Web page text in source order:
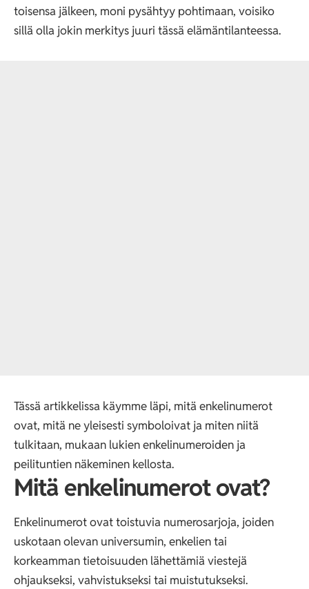
toisensa jälkeen, moni pysähtyy pohtimaan, voisiko
sillä olla jokin merkitys juuri tässä elämäntilanteessa.
Tässä artikkelissa käymme läpi, mitä enkelinumerot
ovat, mitä ne yleisesti symboloivat ja miten niitä
tulkitaan, mukaan lukien enkelinumeroiden ja
peilituntien näkeminen kellosta.
Mitä enkelinumerot ovat?
Enkelinumerot ovat toistuvia numerosarjoja, joiden
uskotaan olevan universumin, enkelien tai
korkeamman tietoisuuden lähettämiä viestejä
ohjaukseksi, vahvistukseksi tai muistutukseksi.